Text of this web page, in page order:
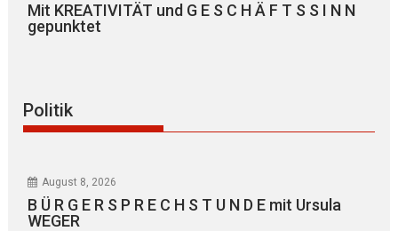
Mit KREATIVITÄT und G E S C H Ä F T S S I N N
gepunktet
Politik
August 8, 2026
B Ü R G E R S P R E C H S T U N D E mit Ursula
WEGER